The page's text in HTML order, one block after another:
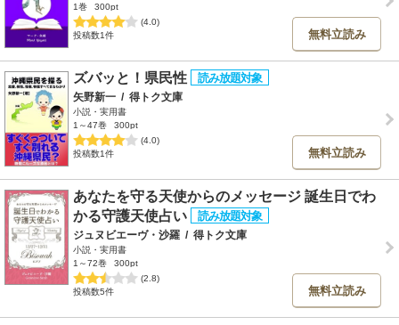
1巻
300pt
(4.0)
投稿数1件
無料立読み
ズバッと！県民性
矢野新一 / 得トク文庫
小説・実用書
1～47巻
300pt
(4.0)
投稿数1件
無料立読み
あなたを守る天使からのメッセージ 誕生日でわ
かる守護天使占い
ジュヌビエーヴ・沙羅 / 得トク文庫
小説・実用書
1～72巻
300pt
(2.8)
投稿数5件
無料立読み